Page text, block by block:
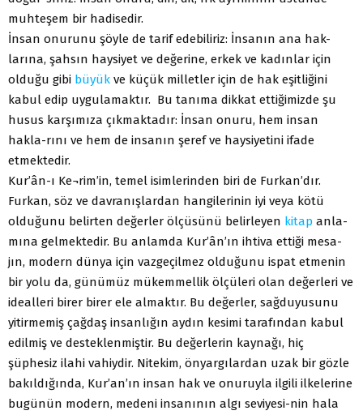
muhteşem bir hadisedir.
İnsan onurunu şöyle de tarif edebiliriz: İnsanın ana hak-
larına, şahsın haysiyet ve değerine, erkek ve kadınlar için
olduğu gibi büyük ve küçük milletler için de hak eşitliğini
kabul edip uygulamaktır. Bu tanıma dikkat ettiğimizde şu
husus karşımıza çıkmaktadır: İnsan onuru, hem insan
hakla-rını ve hem de insanın şeref ve haysiyetini ifade
etmektedir.
Kur’ân-ı Ke¬rim’in, temel isimlerinden biri de Furkan’dır.
Furkan, söz ve davranışlardan hangilerinin iyi veya kötü
olduğunu belirten değerler ölçüsünü belirleyen kitap anla-
mına gelmektedir. Bu anlamda Kur’ân’ın ihtiva ettiği mesa-
jın, modern dünya için vazgeçilmez olduğunu ispat etmenin
bir yolu da, günümüz mükemmellik ölçüleri olan değerleri ve
idealleri birer birer ele almaktır. Bu değerler, sağduyusunu
yitirmemiş çağdaş insanlığın aydın kesimi tarafından kabul
edilmiş ve desteklenmiştir. Bu değerlerin kaynağı, hiç
şüphesiz ilahi vahiydir. Nitekim, önyargılardan uzak bir gözle
bakıldığında, Kur’an’ın insan hak ve onuruyla ilgili ilkelerine
bugünün modern, medeni insanının algı seviyesi-nin hala